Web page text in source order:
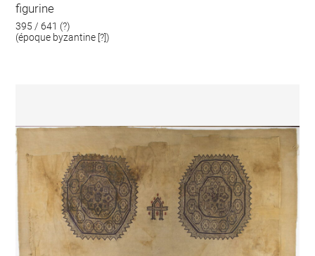
figurine
395 / 641 (?)
(époque byzantine [?])